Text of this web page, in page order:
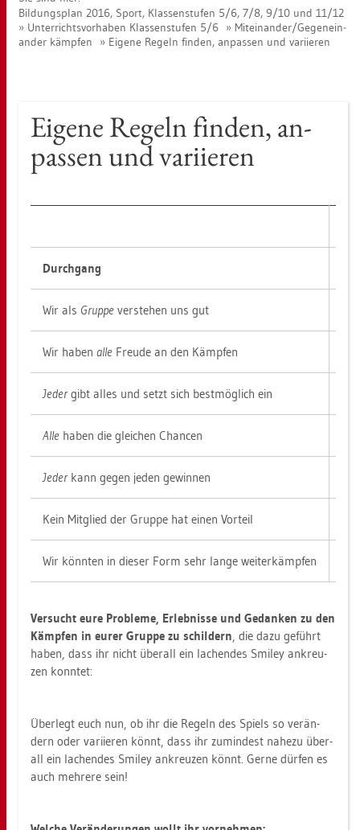
Bil­dungs­plan 2016, Sport, Klas­sen­stu­fen 5/6, 7/8, 9/10 und 11/12
Un­ter­richts­vor­ha­ben Klas­sen­stu­fen 5/6
Mit­ein­an­der/Ge­gen­ein­
an­der kämp­fen
Ei­ge­ne Re­geln fin­den, an­pas­sen und va­ri­ie­ren
Ei­ge­ne Re­geln fin­den, an­
pas­sen und va­ri­ie­ren
Durch­gang
Wir als Grup­pe ver­ste­hen uns gut
Wir haben alle Freu­de an den Kämp­fen
Jedergibt alles und setzt sich best­mög­lich ein
Alle haben die glei­chen Chan­cen
Jederkann gegen jeden ge­win­nen
Kein Mit­glied der Grup­pe hat einen Vor­teil
Wir könn­ten in die­ser Form sehr lange wei­ter­kämp­fen
Ver­sucht eure Pro­ble­me, Er­leb­nis­se und Ge­dan­ken zu den
Kämp­fen in eurer Grup­pe zu schil­dern, die dazu ge­führt
haben, dass ihr nicht über­all ein la­chen­des Smi­ley an­kreu­
zen konn­tet:
Über­legt euch nun, ob ihr die Re­geln des Spiels so ver­än­
dern oder va­ri­ie­ren könnt, dass ihr zu­min­dest na­he­zu über­
all ein la­chen­des Smi­ley an­kreu­zen könnt. Gerne dür­fen es
auch meh­re­re sein!